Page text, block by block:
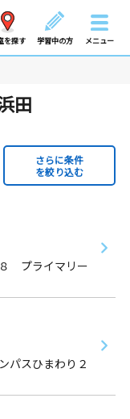
を探す 学習中の方 メニュー
田
さらに条件
を絞り込む
プライマリー
パスひまわり２